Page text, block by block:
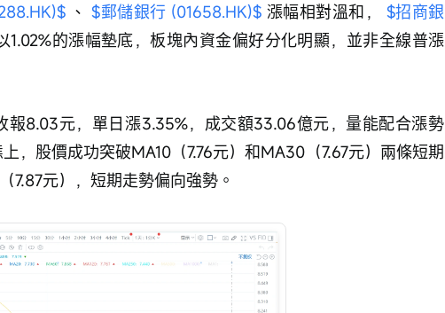
、 $郵儲銀行 (01658.HK)$ 漲幅相對溫和， $招商銀
1.02%的漲幅墊底，板塊內資金偏好分化明顯，並非全線普漲
報8.03元，單日漲3.35%，成交額33.06億元，量能配合漲勢
，股價成功突破MA10（7.76元）和MA30（7.67元）兩條短期
7.87元），短期走勢偏向強勢。